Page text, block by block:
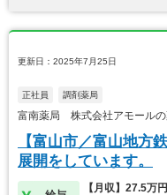
更新日：2025年7月25日
正社員 調剤薬局
富南薬局 株式会社アモールの
【富山市／富山地方
展開をしています。
【月収】27.5万円